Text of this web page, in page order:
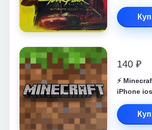
140 ₽
⚡️
iPhone